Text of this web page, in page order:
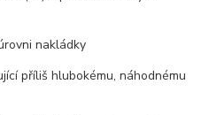
nakládky
příliš hlubokému, náhodnému